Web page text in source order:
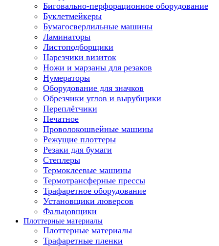
Биговально-перфорационное оборудование
Буклетмейкеры
Бумагосверлильные машины
Ламинаторы
Листоподборщики
Нарезчики визиток
Ножи и марзаны для резаков
Нумераторы
Оборудование для значков
Обрезчики углов и вырубщики
Переплётчики
Печатное
Проволокошвейные машины
Режущие плоттеры
Резаки для бумаги
Степлеры
Термоклеевые машины
Термотрансферные прессы
Трафаретное оборудование
Установщики люверсов
Фальцовщики
Плоттерные материалы
Плоттерные материалы
Трафаретные пленки